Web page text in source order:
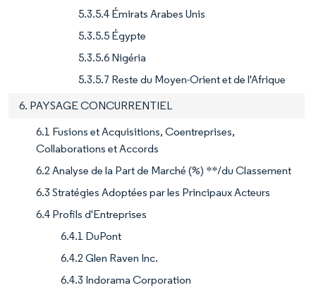
5.3.5.4 Émirats Arabes Unis
5.3.5.5 Égypte
5.3.5.6 Nigéria
5.3.5.7 Reste du Moyen-Orient et de l'Afrique
6. PAYSAGE CONCURRENTIEL
6.1 Fusions et Acquisitions, Coentreprises,
Collaborations et Accords
6.2 Analyse de la Part de Marché (%) **/du Classement
6.3 Stratégies Adoptées par les Principaux Acteurs
6.4 Profils d'Entreprises
6.4.1 DuPont
6.4.2 Glen Raven Inc.
6.4.3 Indorama Corporation